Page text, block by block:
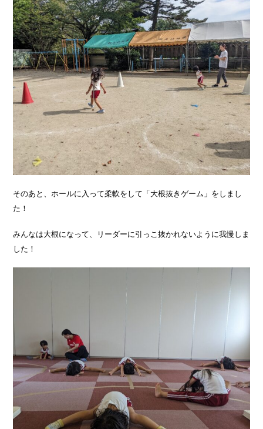
そのあと、ホールに入って柔軟をして「大根抜きゲーム」をしまし
た！
みんなは大根になって、リーダーに引っこ抜かれないように我慢しま
した！